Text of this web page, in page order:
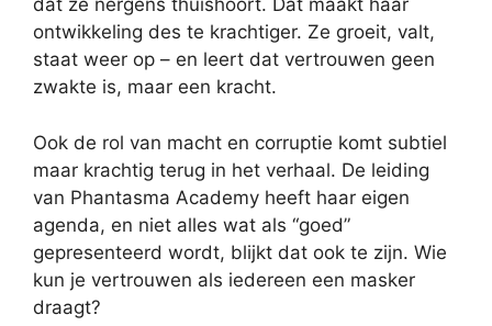
dat ze nergens thuishoort. Dat maakt haar
ontwikkeling des te krachtiger. Ze groeit, valt,
staat weer op – en leert dat vertrouwen geen
zwakte is, maar een kracht.
Ook de rol van macht en corruptie komt subtiel
maar krachtig terug in het verhaal. De leiding
van Phantasma Academy heeft haar eigen
agenda, en niet alles wat als “goed”
gepresenteerd wordt, blijkt dat ook te zijn. Wie
kun je vertrouwen als iedereen een masker
draagt?